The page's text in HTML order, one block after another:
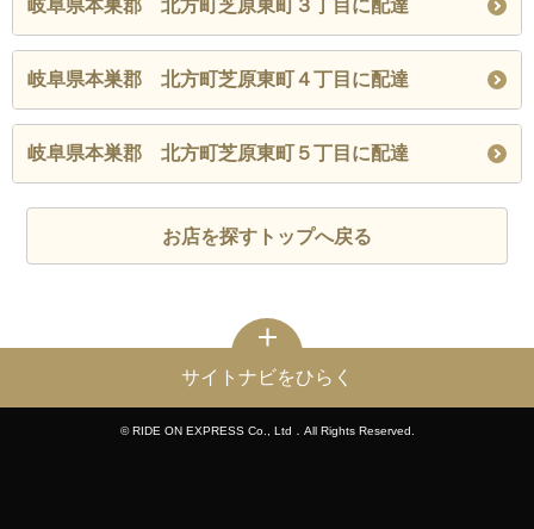
岐阜県本巣郡 北方町芝原東町３丁目に配達
岐阜県本巣郡 北方町芝原東町４丁目に配達
岐阜県本巣郡 北方町芝原東町５丁目に配達
お店を探すトップへ戻る
サイトナビをひらく
© RIDE ON EXPRESS Co., Ltd．All Rights Reserved.